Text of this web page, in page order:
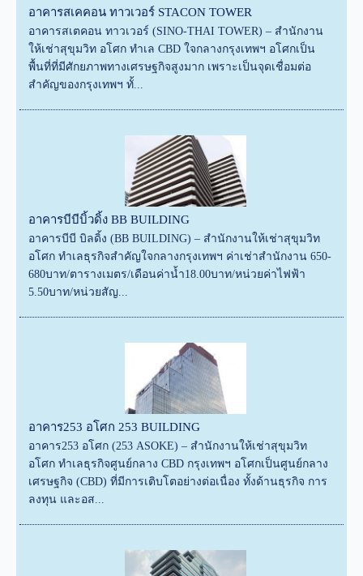
อาคารสเคคอน ทาวเวอร์ STACON TOWER
อาคารสเตคอน ทาวเวอร์ (SINO-THAI TOWER) – สำนักงาน
ให้เช่าสุขุมวิท อโศก ทำเล CBD ใจกลางกรุงเทพฯ อโศกเป็น
พื้นที่ที่มีศักยภาพทางเศรษฐกิจสูงมาก เพราะเป็นจุดเชื่อมต่อ
สำคัญของกรุงเทพฯ ทั้...
อาคารบีบีบิ้วดิ้ง BB BUILDING
อาคารบีบี บิลดิ้ง (BB BUILDING) – สำนักงานให้เช่าสุขุมวิท
อโศก ทำเลธุรกิจสำคัญใจกลางกรุงเทพฯ ค่าเช่าสำนักงาน 650-
680บาท/ตารางเมตร/เดือนค่าน้ำ18.00บาท/หน่วยค่าไฟฟ้า
5.50บาท/หน่วยสัญ...
อาคาร253 อโศก 253 BUILDING
อาคาร253 อโศก (253 ASOKE) – สำนักงานให้เช่าสุขุมวิท
อโศก ทำเลธุรกิจศูนย์กลาง CBD กรุงเทพฯ อโศกเป็นศูนย์กลาง
เศรษฐกิจ (CBD) ที่มีการเติบโตอย่างต่อเนื่อง ทั้งด้านธุรกิจ การ
ลงทุน และอส...